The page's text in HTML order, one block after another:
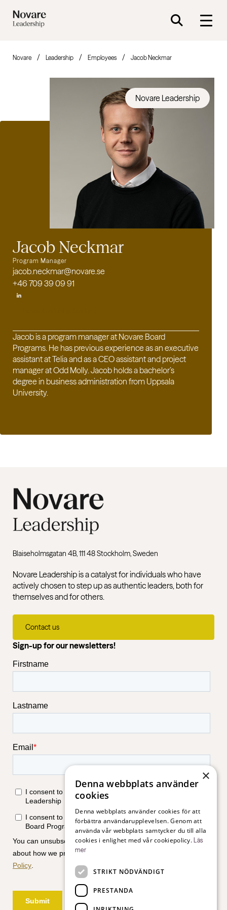
Novare Leadership Employees Jacob Neckmar
Jacob Neckmar
Program Manager
jacob.neckmar@novare.se
+46 709 39 09 91
Jacob is a program manager at Novare Board
Programs. He has previous experience as an executive
assistant at Telia and as a CEO assistant and project
manager at Odd Molly. Jacob holds a bachelor’s
degree in business administration from Uppsala
University.
Novare Leadership
Blaiseholmsgatan 4B, 111 48 Stockholm, Sweden
Novare Leadership is a catalyst for individuals who have
actively chosen to step up as authentic leaders, both for
themselves and for others.
Contact us
Sign-up for our newsletters!
×
Denna webbplats använder
cookies
Denna webbplats använder cookies för att
förbättra användarupplevelsen. Genom att
använda vår webbplats samtycker du till alla
cookies i enlighet med vår cookiepolicy. Läs
mer
STRIKT NÖDVÄNDIGT
PRESTANDA